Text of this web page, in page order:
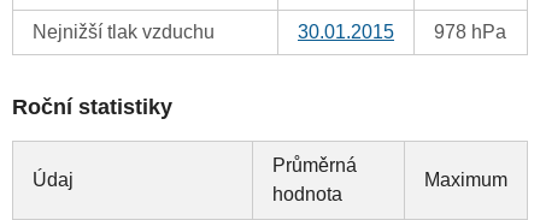
Nejnižší tlak vzduchu 30.01.2015 978 hPa
Roční statistiky
Údaj
Průměrná
hodnota
Maximum